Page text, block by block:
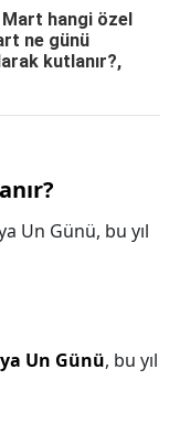
Mart hangi özel
ne günü
kutlanır?,
Un Günü, bu yıl
Un Günü, bu yıl